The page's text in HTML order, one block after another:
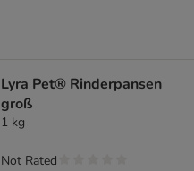
Lyra Pet® Rinderpansen
groß
1 kg
Not Rated